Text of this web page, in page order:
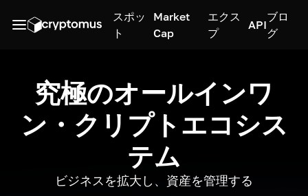
スポッ
ト
Market
Cap
エクス
プ
API
ブロ
グ
究極のオールインワ
ン・クリプトエコシス
テム
ビジネスを拡大し、資産を管理する